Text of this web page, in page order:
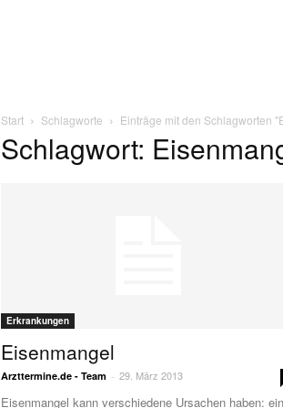
Start Schlagworte Einträge mit den Schlagworten
Schlagwort:
Erkrankungen
Eisenmangel
Arzttermine.de - Team - 29. März 2013
Eisenmangel kann verschiedene Ursachen haben: